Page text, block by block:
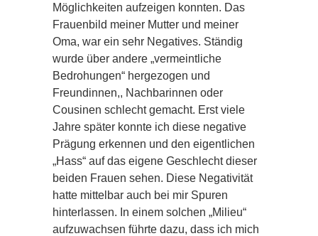
Möglichkeiten aufzeigen konnten. Das
Frauenbild meiner Mutter und meiner
Oma, war ein sehr Negatives. Ständig
wurde über andere „vermeintliche
Bedrohungen“ hergezogen und
Freundinnen,, Nachbarinnen oder
Cousinen schlecht gemacht. Erst viele
Jahre später konnte ich diese negative
Prägung erkennen und den eigentlichen
„Hass“ auf das eigene Geschlecht dieser
beiden Frauen sehen. Diese Negativität
hatte mittelbar auch bei mir Spuren
hinterlassen. In einem solchen „Milieu“
aufzuwachsen führte dazu, dass ich mich